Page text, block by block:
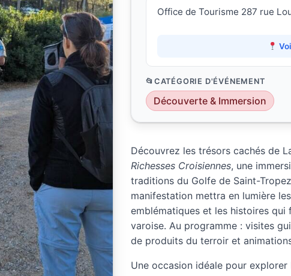
Office de Tourisme 287 rue
CATÉGORIE D'ÉVÉNEMENT
Découverte & Immersion
Découvrez les trésors cachés de
Richesses Croisiennes, une
traditions du Golfe de Saint-
manifestation mettra en lumière
emblématiques et les histoires
varoise. Au programme : visites
de produits du terroir et
Une occasion idéale pour